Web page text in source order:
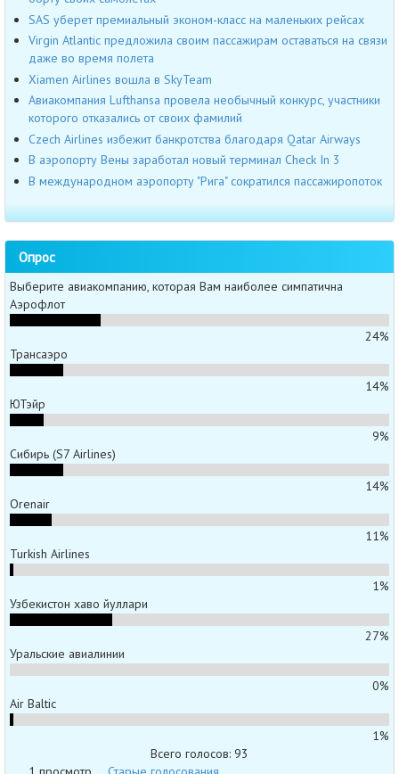
SAS уберет премиальный эконом-класс на маленьких рейсах
Virgin Atlantic предложила своим пассажирам оставаться на связи
даже во время полета
Xiamen Airlines вошла в SkyTeam
Авиакомпания Lufthansa провела необычный конкурс, участники
которого отказались от своих фамилий
Czech Airlines избежит банкротства благодаря Qatar Airways
В аэропорту Вены заработал новый терминал Check In 3
В международном аэропорту "Рига" сократился пассажиропоток
Опрос
Выберите авиакомпанию, которая Вам наиболее симпатична
Аэрофлот
24%
Трансаэро
14%
ЮТэйр
9%
Сибирь (S7 Airlines)
14%
Orenair
11%
Turkish Airlines
1%
Узбекистон хаво йуллари
27%
Уральские авиалинии
0%
Air Baltic
1%
Всего голосов: 93